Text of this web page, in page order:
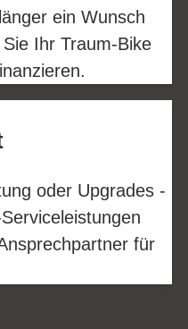
ein Wunsch
Ihr Traum-Bike
oder Upgrades -
für